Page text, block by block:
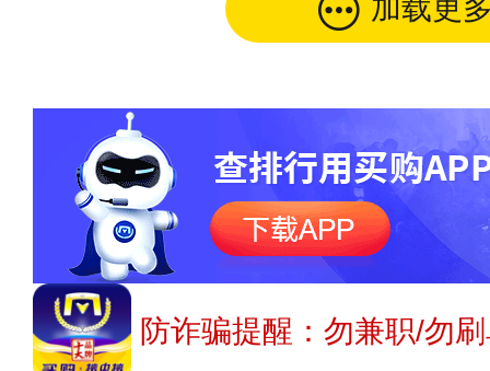
加载更
防诈骗提醒：勿兼职/勿